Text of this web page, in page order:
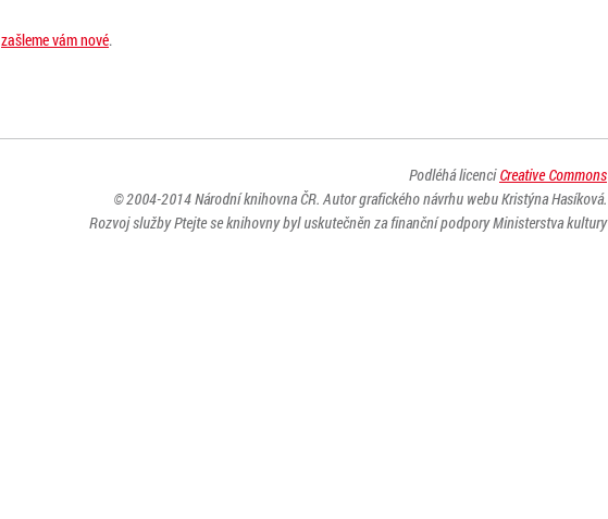
zašleme vám nové.
Podléhá licenciCreative Commons
© 2004-2014Národní knihovna ČR. Autor grafického návrhu webu Kristýna Hasíková.
Rozvoj služby Ptejte se knihovny byl uskutečněn za finanční podpory Ministerstva kultury